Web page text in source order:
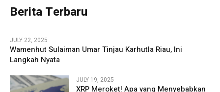
Berita Terbaru
JULY 22, 2025
Wamenhut Sulaiman Umar Tinjau Karhutla Riau, Ini
Langkah Nyata
JULY 19, 2025
XRP Meroket! Apa yang Menyebabkan